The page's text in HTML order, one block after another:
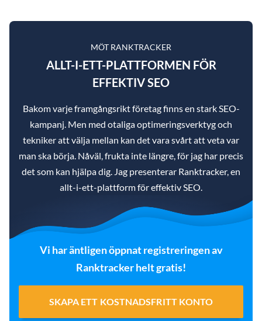
MÖT RANKTRACKER
ALLT-I-ETT-PLATTFORMEN FÖR
EFFEKTIV SEO
Bakom varje framgångsrikt företag finns en stark SEO-
kampanj. Men med otaliga optimeringsverktyg och
tekniker att välja mellan kan det vara svårt att veta var
man ska börja. Nåväl, frukta inte längre, för jag har precis
det som kan hjälpa dig. Jag presenterar Ranktracker, en
allt-i-ett-plattform för effektiv SEO.
Vi har äntligen öppnat registreringen av
Ranktracker helt gratis!
SKAPA ETT KOSTNADSFRITT KONTO